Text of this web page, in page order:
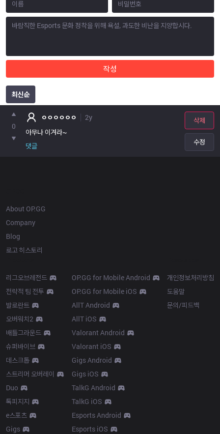
작성
최신순
0
ㅇㅇㅇㅇㅇㅇ
2y
아무나 이겨라~
댓글
삭제
수정
About OP.GG
Company
Blog
로고 히스토리
리그오브레전드
전략적 팀 전투
발로란트
오버워치2
배틀그라운드
슈퍼바이브
데스크톱
스트리머 오버레이
Duo
톡피지지
e스포츠
Gigs
OP.GG for Mobile Android
OP.GG for Mobile iOS
AllT Android
AllT iOS
Valorant Android
Valorant iOS
Gigs Android
Gigs iOS
TalkG Android
TalkG iOS
Esports Android
Esports iOS
개인정보처리방침
도움말
문의/피드백